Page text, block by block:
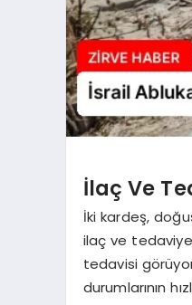
İlaç Ve
İki kardeş,
ilaç ve
tedavisi
durumlarının